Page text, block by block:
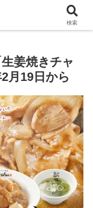
グルメニュース。
姜焼きチャ
月19日から
検索